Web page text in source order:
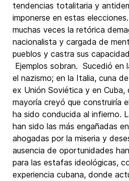
tendencias totalitaria y
imponerse en estas
muchas veces la retórica
nacionalista y cargada de
pueblos y castra sus
Ejemplos sobran. Sucedió en
el nazismo; en la Italia, cuna
ex Unión Soviética y en Cuba,
mayoría creyó que construiría
ha sido conducida al infierno.
han sido las más engañadas
ahogadas por la miseria y
ausencia de oportunidades
para las estafas ideológicas,
experiencia cubana, donde